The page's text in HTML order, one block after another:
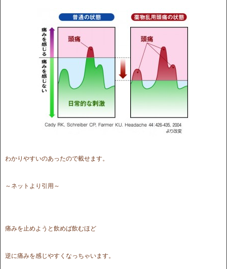
わかりやすいのあったので載せます。
～ネットより引用～
痛みを止めようと飲めば飲むほど
逆に痛みを感じやすくなっちゃいます。